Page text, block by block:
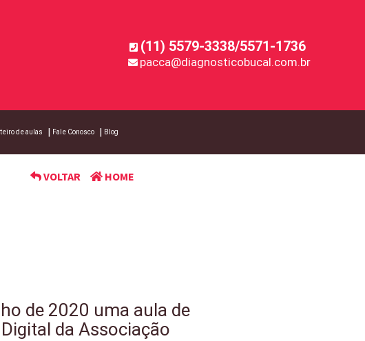
(11) 5579-3338/5571-1736
pacca@diagnosticobucal.com.br
de aulas Fale Conosco Blog
VOLTAR HOME
de 2020 uma aula de
da Associação